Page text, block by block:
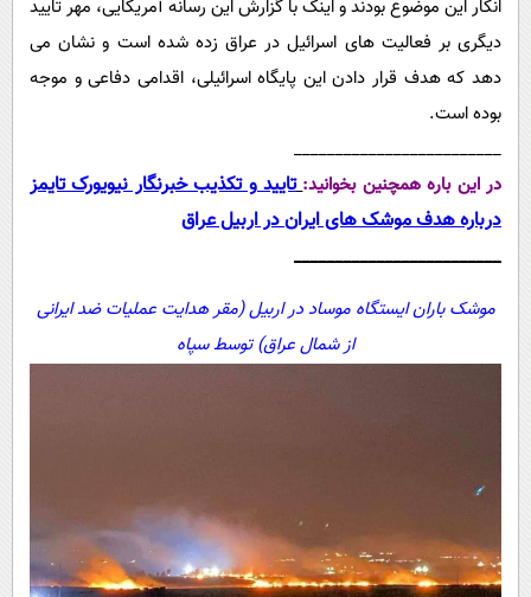
انکار این موضوع بودند و اینک با گزارش این رسانه آمریکایی، مهر تایید
دیگری بر فعالیت های اسرائیل در عراق زده شده است و نشان می
دهد که هدف قرار دادن این پایگاه اسرائیلی، اقدامی دفاعی و موجه
بوده است.
_________________________
در این باره همچنین بخوانید: تایید و تکذیب خبرنگار نیویورک تایمز
درباره هدف موشک های ایران در اربیل عراق
_________________________
موشک باران ایستگاه موساد در اربیل (مقر هدایت عملیات ضد ایرانی
از شمال عراق) توسط سپاه